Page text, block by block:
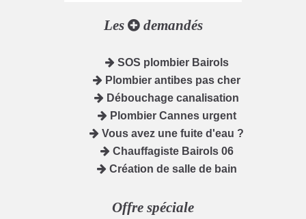
Les demandés
SOS plombier Bairols
Plombier antibes pas cher
Débouchage canalisation
Plombier Cannes urgent
Vous avez une fuite d'eau ?
Chauffagiste Bairols 06
Création de salle de bain
Offre spéciale